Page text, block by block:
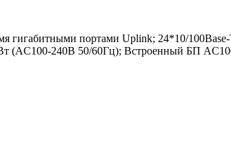
гигабитными портами Uplink; 24*10/
(AC100-240В 50/60Гц); Встроенный БП